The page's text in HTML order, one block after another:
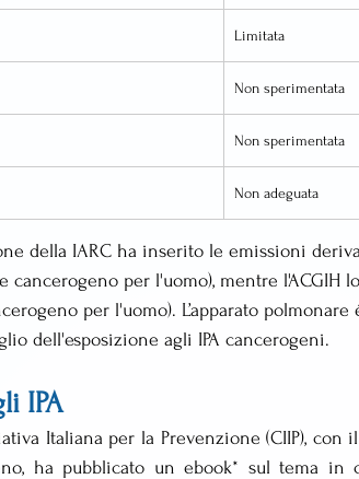
Limitata
Non sperimentata
Non sperimentata
Non adeguata
della IARC ha inserito le emissioni
cancerogeno per l'uomo), mentre l'ACGIH
per l'uomo). L’apparato
dell'esposizione agli IPA cancerogeni.
IPA
Italiana per la Prevenzione (CIIP), con
ha pubblicato un ebook* sul tema